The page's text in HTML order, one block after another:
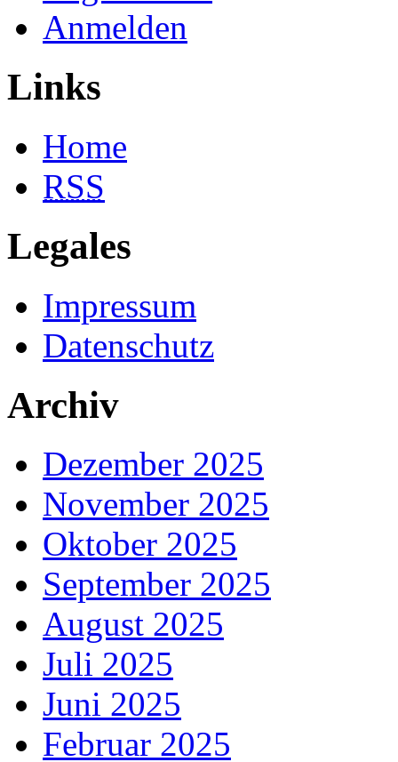
Anmelden
Links
Home
RSS
Legales
Impressum
Datenschutz
Archiv
Dezember 2025
November 2025
Oktober 2025
September 2025
August 2025
Juli 2025
Juni 2025
Februar 2025